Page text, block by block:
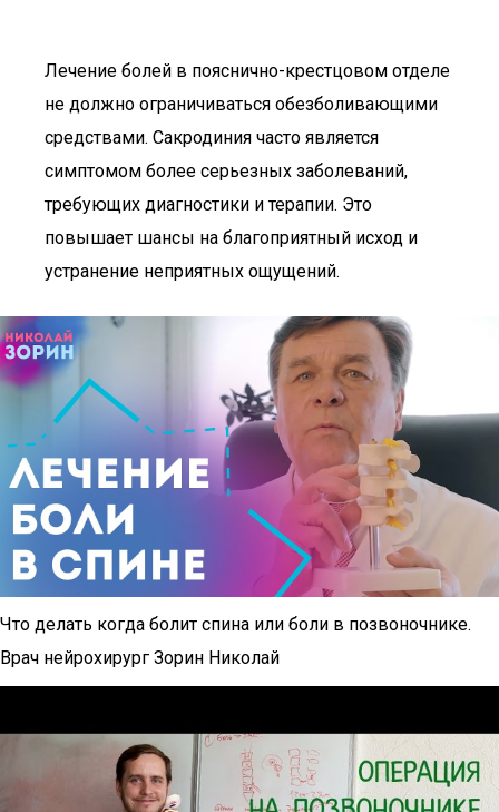
Лечение болей в пояснично-крестцовом отделе
не должно ограничиваться обезболивающими
средствами. Сакродиния часто является
симптомом более серьезных заболеваний,
требующих диагностики и терапии. Это
повышает шансы на благоприятный исход и
устранение неприятных ощущений.
Что делать когда болит спина или боли в позвоночнике.
Врач нейрохирург Зорин Николай